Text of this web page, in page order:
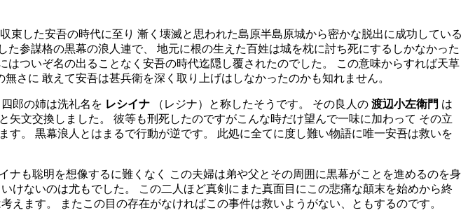
した安吾の時代に至り 漸く壊滅と思われた島原半島原城から密かな脱出に成功している
参謀格の黒幕の浪人連で、 地元に根の生えた百姓は城を枕に討ち死にするしかなかった
ついぞ名の出ることなく安吾の時代迄隠し覆されたのでした。 この意味からすれば天草
さに 敢えて安吾は甚兵衛を深く取り上げはしなかったのかも知れません。
郎の姉は洗礼名を レシイナ （レジナ）と称したそうです。 その良人の 渡辺小左衛門 は
矢文交換しました。 彼等も刑死したのですがこんな時だけ望んで一味に加わって その立
す。 黒幕浪人とはまるで行動が逆です。 此処に全てに度し難い物語に唯一安吾は救いを
ナも聡明を想像するに難くなく この夫婦は弟や父とその周囲に黒幕がことを進めるのを身
けないのは尤もでした。 この二人ほど真剣にまた真面目にこの悲痛な顛末を始めから終
えます。 またこの目の存在がなければこの事件は救いようがない、ともするのです。